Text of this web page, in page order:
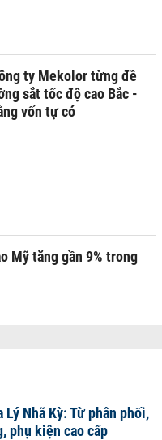
ty Mekolor từng đề
sắt tốc độ cao Bắc -
vốn tự có
Mỹ tăng gần 9% trong
Lý Nhã Kỳ: Từ phân phối,
phụ kiện cao cấp